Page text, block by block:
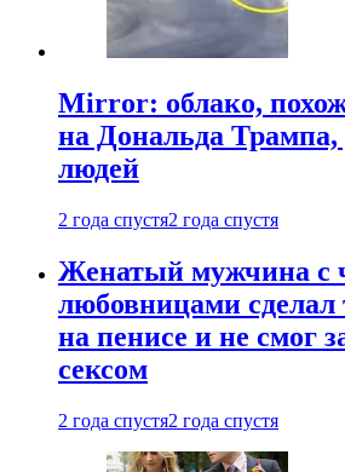
Mirror: облако,
на Дональда
людей
2 года спустя2 года спустя
Женатый мужчина с
любовницами сделал
на пенисе и не смог
сексом
2 года спустя2 года спустя